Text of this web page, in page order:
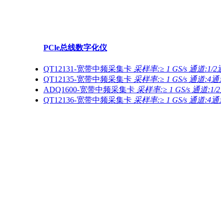
PCle总线数字化仪
QT12131-宽带中频采集卡 采样率:≥ 1 GS/s 通道:1/2
QT12135-宽带中频采集卡 采样率:≥ 1 GS/s 通道:4通
ADQ1600-宽带中频采集卡 采样率:≥ 1 GS/s 通道:1/
QT12136-宽带中频采集卡 采样率:≥ 1 GS/s 通道:4通